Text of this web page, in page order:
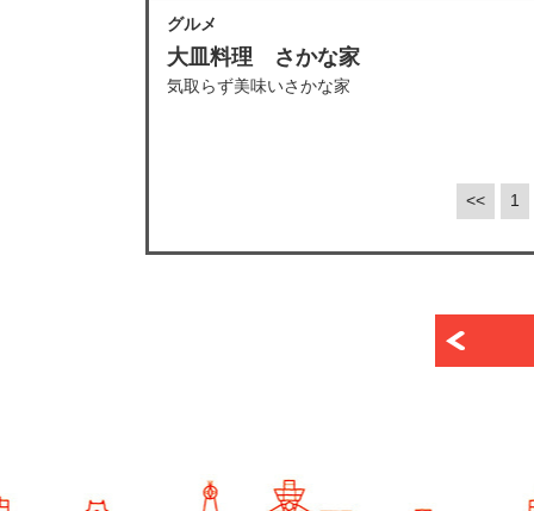
グルメ
大皿料理 さかな家
気取らず美味いさかな家
<< 1